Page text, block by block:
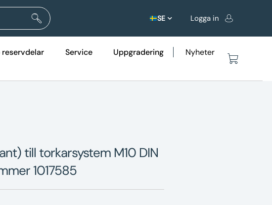
SE Logga in
reservdelar Service Uppgradering
Nyheter
till torkarsystem M10 DIN
1017585